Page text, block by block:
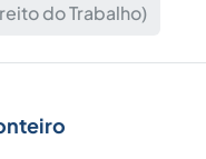
do Trabalho)